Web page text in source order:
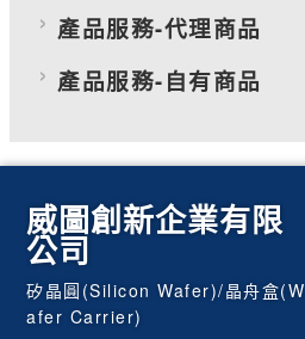
產品服務-代理商品
產品服務-自有商品
威圖創新企業有限
公司
矽晶圓(Silicon Wafer)/晶舟盒(W
afer Carrier)